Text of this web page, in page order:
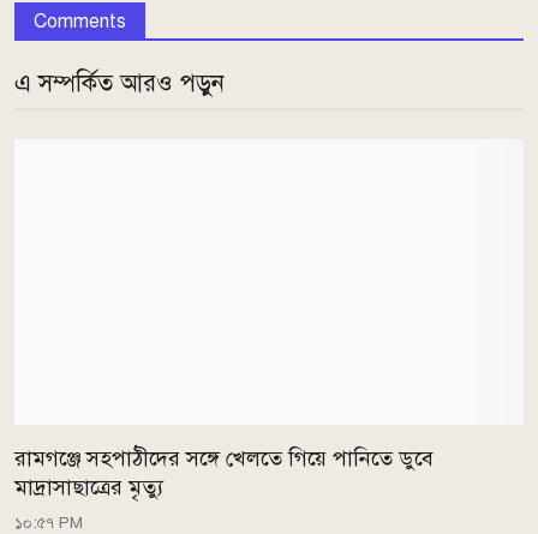
Comments
এ সম্পর্কিত আরও পড়ুন
রামগঞ্জে সহপাঠীদের সঙ্গে খেলতে গিয়ে পানিতে ডুবে
মাদ্রাসাছাত্রের মৃত্যু
১০:৫৭ PM